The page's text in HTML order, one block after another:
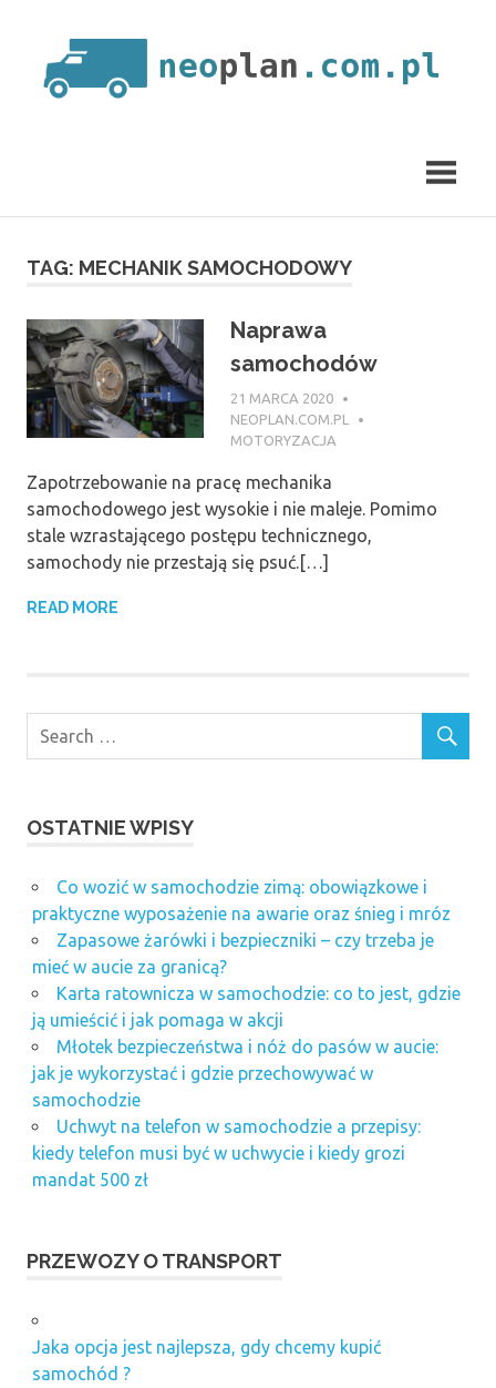
content
TAG: MECHANIK SAMOCHODOWY
Naprawa
samochodów
21 MARCA 2020
NEOPLAN.COM.PL
MOTORYZACJA
Zapotrzebowanie na pracę mechanika
samochodowego jest wysokie i nie maleje. Pomimo
stale wzrastającego postępu technicznego,
samochody nie przestają się psuć.[…]
READ MORE
OSTATNIE WPISY
Co wozić w samochodzie zimą: obowiązkowe i
praktyczne wyposażenie na awarie oraz śnieg i mróz
Zapasowe żarówki i bezpieczniki – czy trzeba je
mieć w aucie za granicą?
Karta ratownicza w samochodzie: co to jest, gdzie
ją umieścić i jak pomaga w akcji
Młotek bezpieczeństwa i nóż do pasów w aucie:
jak je wykorzystać i gdzie przechowywać w
samochodzie
Uchwyt na telefon w samochodzie a przepisy:
kiedy telefon musi być w uchwycie i kiedy grozi
mandat 500 zł
PRZEWOZY O TRANSPORT
Jaka opcja jest najlepsza, gdy chcemy kupić
samochód ?